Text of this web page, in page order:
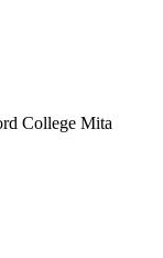
College Mita